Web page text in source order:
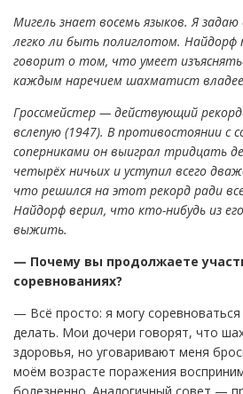
Мигель знает восемь языков. Я
легко ли быть полиглотом. Найдорф
говорит о том, что умеет
каждым наречием шахматист
Гроссмейстер — действующий
вслепую (1947). В противостоянии с
соперниками он выиграл тридцать
четырёх ничьих и уступил всего
что решился на этот рекорд ради
Найдорф верил, что кто-нибудь из
выжить.
— Почему вы продолжаете
соревнованиях?
— Всё просто: я могу
делать. Мои дочери говорят, что
здоровья, но уговаривают меня
моём возрасте поражения